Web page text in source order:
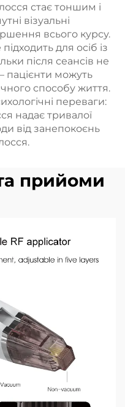
стає тоншим і
візуальні
всього курсу.
для осіб із
після сеансів не
пацієнти можуть
способу життя.
переваги:
надає тривалої
від занепокоєнь
прийоми